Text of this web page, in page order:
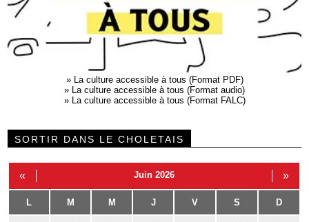
» La culture accessible à tous (Format PDF)
» La culture accessible à tous (Format audio)
» La culture accessible à tous (Format FALC)
SORTIR DANS LE CHOLETAIS
« Juin 2026 »
L M M J V S D